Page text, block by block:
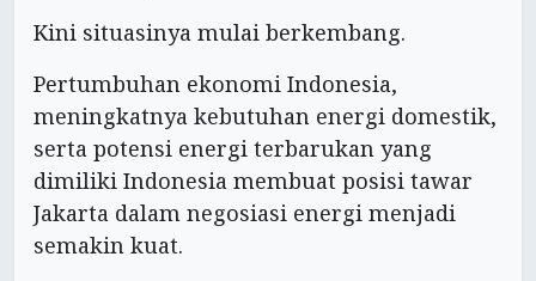
Kini situasinya mulai berkembang.
Pertumbuhan ekonomi Indonesia,
meningkatnya kebutuhan energi domestik,
serta potensi energi terbarukan yang
dimiliki Indonesia membuat posisi tawar
Jakarta dalam negosiasi energi menjadi
semakin kuat.